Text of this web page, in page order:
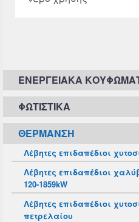
ΕΝΕΡΓΕΙΑΚΆ
ΦΩΤΙΣΤΙΚΆ
ΘΈΡΜΑΝΣΗ
Λέβητες επιδαπέδιοι
Λέβητες επιδαπέδιοι
120-1859kW
Λέβητες επιδαπέδιοι
πετρελαίου